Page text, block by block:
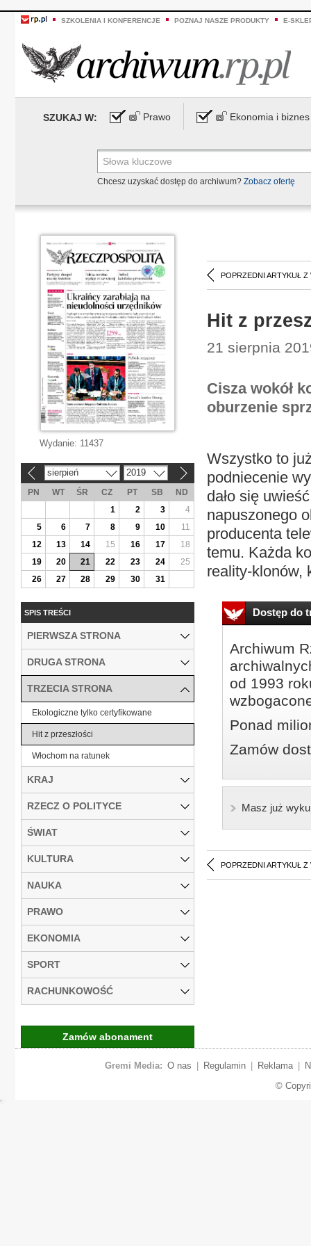
SZKOLENIA I KONFERENCJE POZNAJ NASZE PRODUKTY E-
SZUKAJ W: Prawo Ekonomia i biznes
Chcesz uzyskać dostęp do archiwum? Zobacz ofertę
POPRZEDNI ARTYKUŁ Z
Hit z
21 sierpnia
Cisza wokół
oburzenie
Wszystko to
podniecenie
dało się
napuszonego
producenta
temu. Każda
reality-klonów,
Dostęp do
Archiwum
od 1993
Ponad
Zamów
Masz już
POPRZEDNI ARTYKUŁ Z
Wydanie: 11437
sierpień 2019
PN WT ŚR CZ PT SB
ND
1
2 3
4
5
6 7 8 9 10
11
12
13 14 15 16 17
18
19
20 21 22 23 24
25
26
27 28 29 30 31
SPIS TREŚCI
PIERWSZA STRONA
DRUGA STRONA
TRZECIA STRONA
Ekologiczne tylko certyfikowane
Hit z przeszłości
Włochom na ratunek
KRAJ
RZECZ O POLITYCE
ŚWIAT
KULTURA
NAUKA
PRAWO
EKONOMIA
SPORT
RACHUNKOWOŚĆ
Zamów abonament
Gremi Media: O nas Regulamin Reklama
©